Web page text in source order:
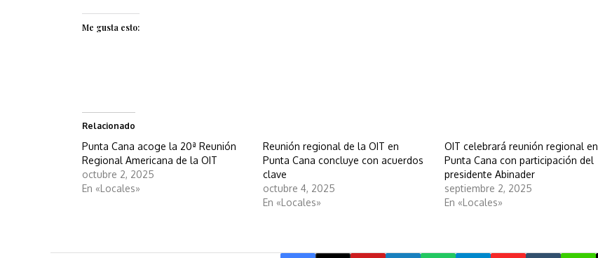
Me gusta esto:
Relacionado
Punta Cana acoge la 20ª Reunión
Regional Americana de la OIT
octubre 2, 2025
En «Locales»
Reunión regional de la OIT en
Punta Cana concluye con acuerdos
clave
octubre 4, 2025
En «Locales»
OIT celebrará reunión regional en
Punta Cana con participación del
presidente Abinader
septiembre 2, 2025
En «Locales»